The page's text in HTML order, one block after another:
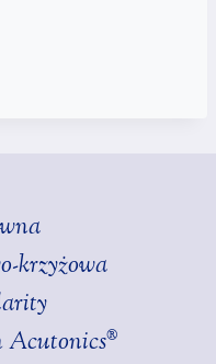
krzyżowa
Acutonics®